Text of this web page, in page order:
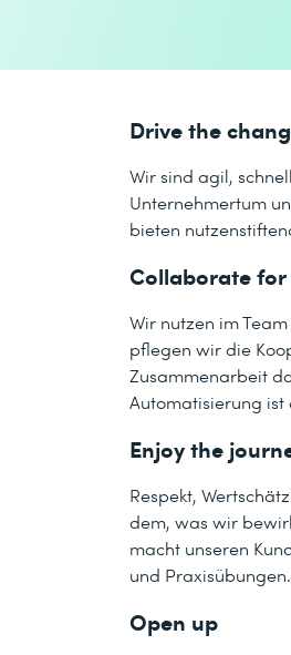
Drive the
Wir sind agil,
Unternehmertum
bieten
Collaborate for
Wir nutzen im
pflegen wir die
Zusammenarbeit
Automatisierung
Enjoy the
Respekt,
dem, was wir
macht unseren
und Praxisübungen.
Open up